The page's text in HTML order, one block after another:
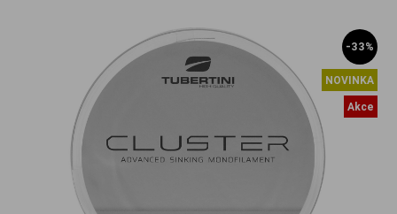
-33%
NOVINKA
Akce